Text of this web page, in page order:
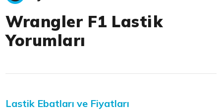
Wrangler F1 Lastik
Yorumları
Lastik Ebatları ve Fiyatları